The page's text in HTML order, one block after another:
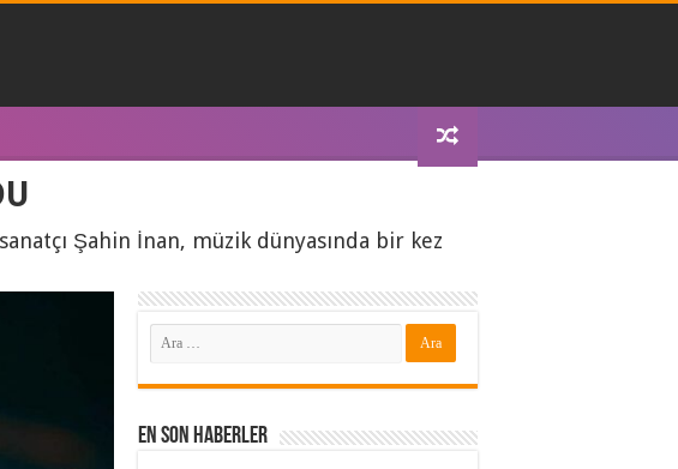
Şahin İnan, müzik dünyasında bir kez
En Son Haberler